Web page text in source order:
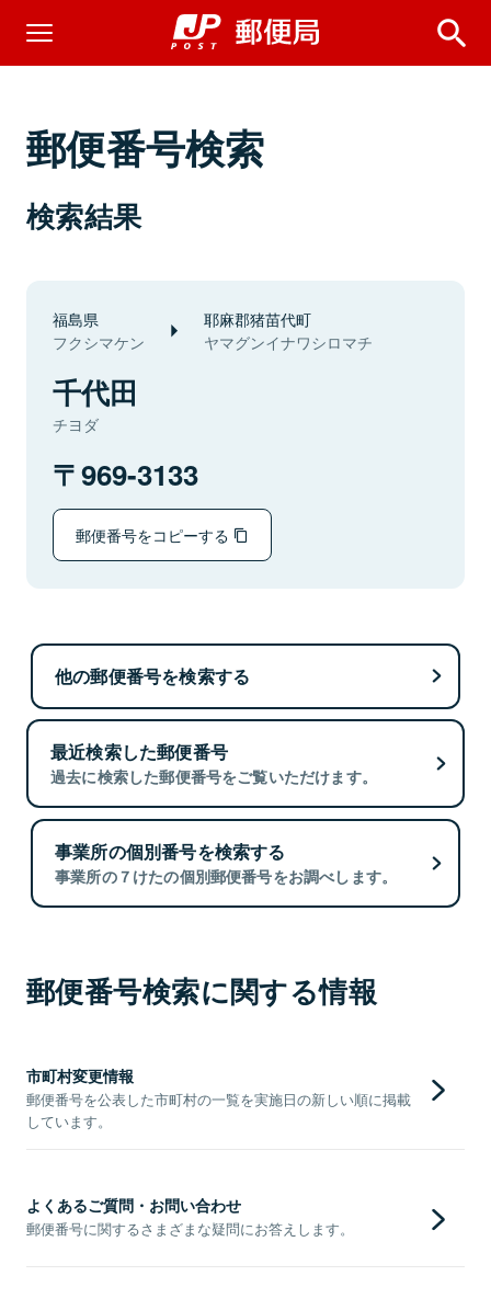
郵便番号検索
検索結果
福島県
フクシマケン
耶麻郡猪苗代町
ヤマグンイナワシロマチ
千代田
チヨダ
969-3133
郵便番号をコピーする
他の郵便番号を検索する
最近検索した郵便番号
過去に検索した郵便番号をご覧いただけます。
事業所の個別番号を検索する
事業所の７けたの個別郵便番号をお調べします。
郵便番号検索に関する情報
市町村変更情報
郵便番号を公表した市町村の一覧を実施日の新しい順に掲載
しています。
よくあるご質問・お問い合わせ
郵便番号に関するさまざまな疑問にお答えします。